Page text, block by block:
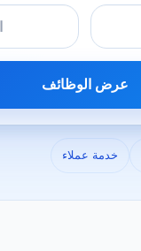
عرض الوظائف
خدمة عملاء